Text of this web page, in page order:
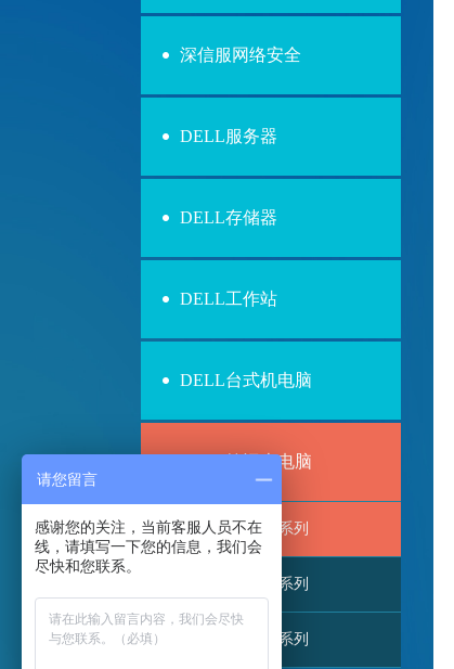
深信服网络安全
DELL服务器
DELL存储器
DELL工作站
DELL台式机电脑
DELL笔记本电脑
Latitude 3000系列
Latitude 5000系列
Latitude 7000系列
请您留言
感谢您的关注，当前客服人员不在
线，请填写一下您的信息，我们会
尽快和您联系。